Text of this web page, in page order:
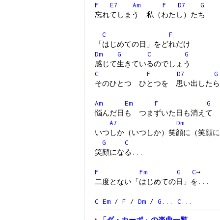
F E7 Am F D7
G
忘れてしまう 私（わたし）たち
C
F
「はじめての日」をどれだけ
Dm
G C
G
感じて生きているのでしょう
C
F D7
G
そのひとつ ひとつを 思い出したら
Am Em F
G
悩んだ日も つまずいた日も消えて
A7
Dm
いつしか（いつしか）笑顔に（笑顔
G
C
笑顔になる...
F Fm G C→
二度とない「はじめての日」を...
C Em / F / Dm / G ... C...